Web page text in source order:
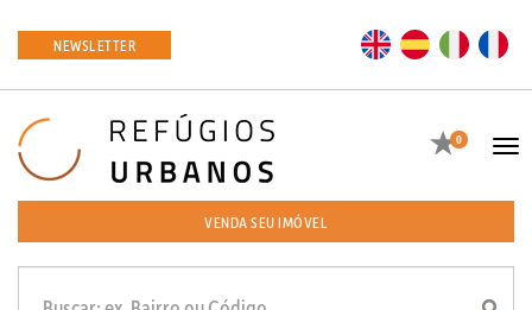
NEWSLETTER EN ES
Favoritos
0
VENDA SEU IMÓVEL